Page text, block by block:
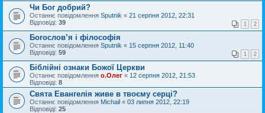
Чи Бог добрий?
Останнє повідомлення Sputnik « 21 серпня 2012, 22:31
Відповіді: 39 1 2
Богослов’я і філософія
Останнє повідомлення Sputnik « 15 серпня 2012, 11:40
Відповіді: 59 1 2
Біблійні ознаки Божої Церкви
Останнє повідомлення о.Олег « 12 серпня 2012, 21:53
Відповіді: 8
Свята Евангелія живе в твоєму серці?
Останнє повідомлення Michail « 03 липня 2012, 22:19
Відповіді: 25